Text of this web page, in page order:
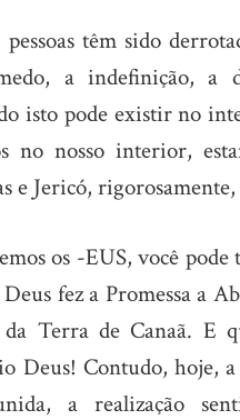
têm sido
a indefinição, a
isto pode existir no
no nosso interior,
e Jericó, rigorosamente,
os -EUS, você
fez a Promessa a
da Terra de Canaã.
Deus! Contudo, hoje,
a realização